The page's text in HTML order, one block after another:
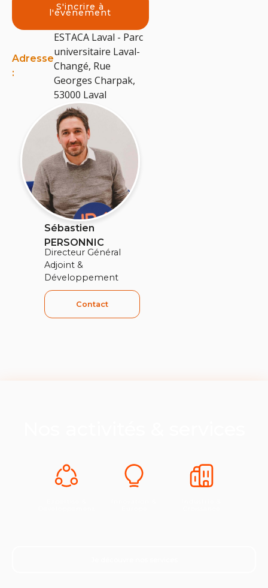
S'incrire à
l'événement
Adresse
:
ESTACA Laval - Parc
universitaire Laval-
Changé, Rue
Georges Charpak,
53000 Laval
Sébastien
PERSONNIC
Directeur Général
Adjoint &
Développement
Contact